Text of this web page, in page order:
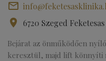
6720 Szeged
Bejárat az önműködően
keresztül, majd lift könnyíti